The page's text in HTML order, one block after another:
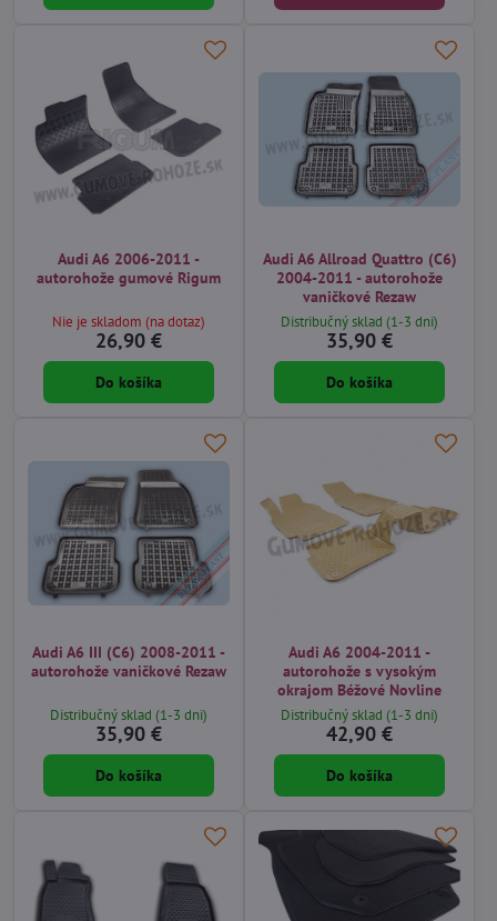
Audi A6 2006-2011 -
autorohože gumové Rigum
Nie je skladom (na dotaz)
26,90 €
Do košíka
Audi A6 Allroad Quattro (C6)
2004-2011 - autorohože
vaničkové Rezaw
Distribučný sklad (1-3 dni)
35,90 €
Do košíka
Audi A6 III (C6) 2008-2011 -
autorohože vaničkové Rezaw
Distribučný sklad (1-3 dni)
35,90 €
Do košíka
Audi A6 2004-2011 -
autorohože s vysokým
okrajom Béžové Novline
Distribučný sklad (1-3 dni)
42,90 €
Do košíka